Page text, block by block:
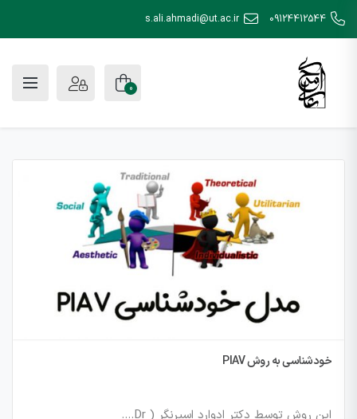
09124412544
s.ali.ahmadi@ut.ac.ir
0
خودشناسی به روش PIAV
این روش توسط دکتر ادوارد اسپرنگر ( Dr.…